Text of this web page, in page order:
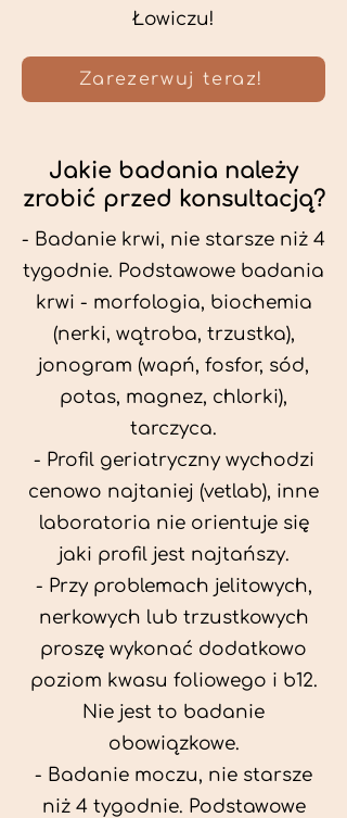
Łowiczu!
Zarezerwuj teraz!
Jakie badania należy
zrobić przed konsultacją?
- Badanie krwi, nie starsze niż 4
tygodnie. Podstawowe badania
krwi - morfologia, biochemia
(nerki, wątroba, trzustka),
jonogram (wapń, fosfor, sód,
potas, magnez, chlorki),
tarczyca.
- Profil geriatryczny wychodzi
cenowo najtaniej (vetlab), inne
laboratoria nie orientuje się
jaki profil jest najtańszy.
- Przy problemach jelitowych,
nerkowych lub trzustkowych
proszę wykonać dodatkowo
poziom kwasu foliowego i b12.
Nie jest to badanie
obowiązkowe.
- Badanie moczu, nie starsze
niż 4 tygodnie. Podstawowe